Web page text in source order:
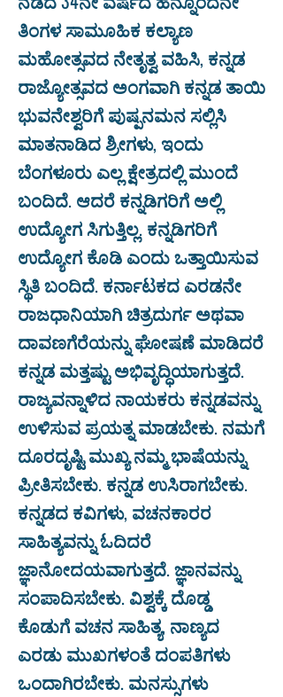
ತಿಂಗಳ ಸಾಮೂಹಿಕ ಕಲ್ಯಾಣ
ಮಹೋತ್ಸವದ ನೇತೃತ್ವ ವಹಿಸಿ, ಕನ್ನಡ
ರಾಜ್ಯೋತ್ಸವದ ಅಂಗವಾಗಿ ಕನ್ನಡ ತಾಯಿ
ಭುವನೇಶ್ವರಿಗೆ ಪುಷ್ಪನಮನ ಸಲ್ಲಿಸಿ
ಮಾತನಾಡಿದ ಶ್ರೀಗಳು, ಇಂದು
ಬೆಂಗಳೂರು ಎಲ್ಲ ಕ್ಷೇತ್ರದಲ್ಲಿ ಮುಂದೆ
ಬಂದಿದೆ. ಆದರೆ ಕನ್ನಡಿಗರಿಗೆ ಅಲ್ಲಿ
ಉದ್ಯೋಗ ಸಿಗುತ್ತಿಲ್ಲ. ಕನ್ನಡಿಗರಿಗೆ
ಉದ್ಯೋಗ ಕೊಡಿ ಎಂದು ಒತ್ತಾಯಿಸುವ
ಸ್ಥಿತಿ ಬಂದಿದೆ. ಕರ್ನಾಟಕದ ಎರಡನೇ
ರಾಜಧಾನಿಯಾಗಿ ಚಿತ್ರದುರ್ಗ ಅಥವಾ
ದಾವಣಗೆರೆಯನ್ನು ಘೋಷಣೆ ಮಾಡಿದರೆ
ಕನ್ನಡ ಮತ್ತಷ್ಟು ಅಭಿವೃದ್ಧಿಯಾಗುತ್ತದೆ.
ರಾಜ್ಯವನ್ನಾಳಿದ ನಾಯಕರು ಕನ್ನಡವನ್ನು
ಉಳಿಸುವ ಪ್ರಯತ್ನ ಮಾಡಬೇಕು. ನಮಗೆ
ದೂರದೃಷ್ಟಿ ಮುಖ್ಯ ನಮ್ಮ ಭಾಷೆಯನ್ನು
ಪ್ರೀತಿಸಬೇಕು. ಕನ್ನಡ ಉಸಿರಾಗಬೇಕು.
ಕನ್ನಡದ ಕವಿಗಳು, ವಚನಕಾರರ
ಸಾಹಿತ್ಯವನ್ನು ಓದಿದರೆ
ಜ್ಞಾನೋದಯವಾಗುತ್ತದೆ. ಜ್ಞಾನವನ್ನು
ಸಂಪಾದಿಸಬೇಕು. ವಿಶ್ವಕ್ಕೆ ದೊಡ್ಡ
ಕೊಡುಗೆ ವಚನ ಸಾಹಿತ್ಯ, ನಾಣ್ಯದ
ಎರಡು ಮುಖಗಳಂತೆ ದಂಪತಿಗಳು
ಒಂದಾಗಿರಬೇಕು. ಮನಸ್ಸುಗಳು